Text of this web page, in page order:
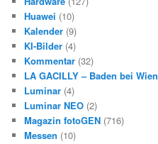
Huawei (10)
Kalender (9)
KI-Bilder (4)
Kommentar (32)
LA GACILLY – Baden bei Wien
Luminar (4)
Luminar NEO (2)
Magazin fotoGEN (716)
Messen (10)